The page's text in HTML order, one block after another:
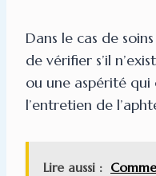
Dans le cas de
de vérifier s’il
ou une aspérité
l’entretien de
Lire aussi :